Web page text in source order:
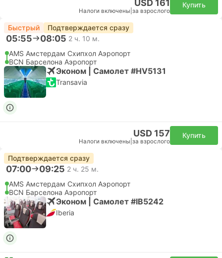
USD 161
Налоги включены за взрослого
Купить
Быстрый Подтверждается сразу
05:55 08:05 2 ч. 10 м.
AMS Амстердам Cхипхол Аэропорт
BCN Барселона Аэропорт
Эконом | Самолет #HV5131
Transavia
USD 157
Налоги включены за взрослого
Купить
Подтверждается сразу
07:00 09:25 2 ч. 25 м.
AMS Амстердам Cхипхол Аэропорт
BCN Барселона Аэропорт
Эконом | Самолет #IB5242
Iberia